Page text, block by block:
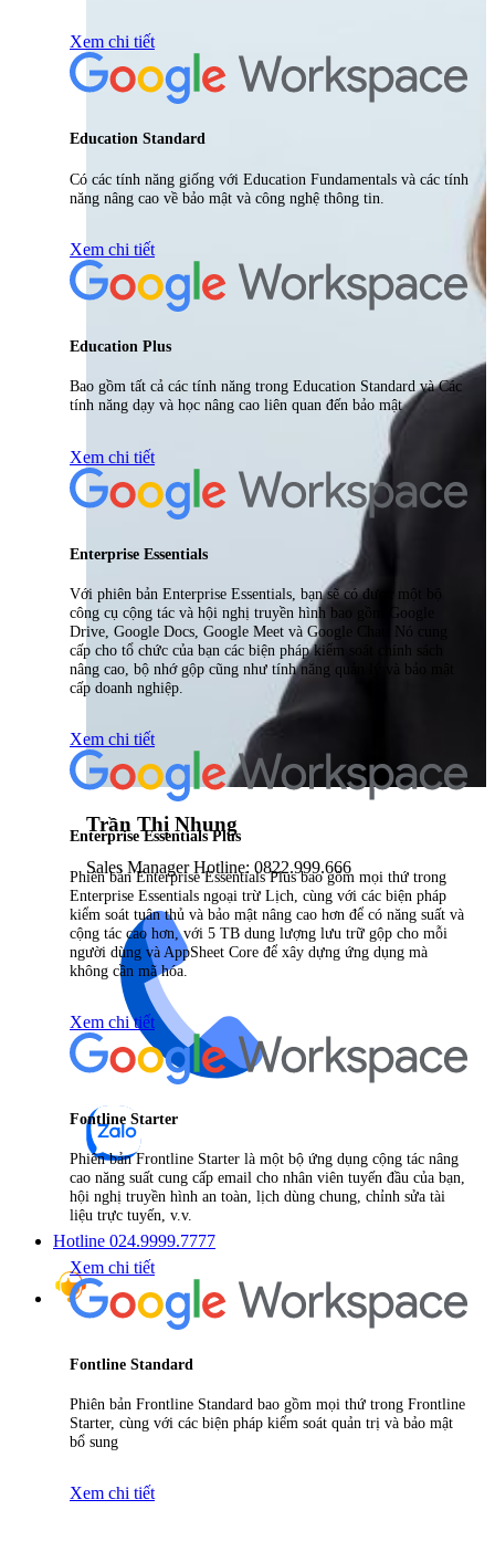
Trần Thị Nhung
Sales Manager Hotline: 0822.999.666
Hotline 024.9999.7777
Xem chi tiết
Education Standard
Có các tính năng giống với Education Fundamentals và các tính
năng nâng cao về bảo mật và công nghệ thông tin.
Xem chi tiết
Education Plus
Bao gồm tất cả các tính năng trong Education Standard và Các
tính năng dạy và học nâng cao liên quan đến bảo mật
Xem chi tiết
Enterprise Essentials
Với phiên bản Enterprise Essentials, bạn sẽ có được một bộ
công cụ cộng tác và hội nghị truyền hình bao gồm Google
Drive, Google Docs, Google Meet và Google Chat. Nó cung
cấp cho tổ chức của bạn các biện pháp kiểm soát chính sách
nâng cao, bộ nhớ gộp cũng như tính năng quản lý và bảo mật
cấp doanh nghiệp.
Xem chi tiết
Enterprise Essentials Plus
Phiên bản Enterprise Essentials Plus bao gồm mọi thứ trong
Enterprise Essentials ngoại trừ Lịch, cùng với các biện pháp
kiểm soát tuân thủ và bảo mật nâng cao hơn để có năng suất và
cộng tác cao hơn, với 5 TB dung lượng lưu trữ gộp cho mỗi
người dùng và AppSheet Core để xây dựng ứng dụng mà
không cần mã hóa.
Xem chi tiết
Fontline Starter
Phiên bản Frontline Starter là một bộ ứng dụng cộng tác nâng
cao năng suất cung cấp email cho nhân viên tuyến đầu của bạn,
hội nghị truyền hình an toàn, lịch dùng chung, chỉnh sửa tài
liệu trực tuyến, v.v.
Xem chi tiết
Fontline Standard
Phiên bản Frontline Standard bao gồm mọi thứ trong Frontline
Starter, cùng với các biện pháp kiểm soát quản trị và bảo mật
bổ sung
Xem chi tiết